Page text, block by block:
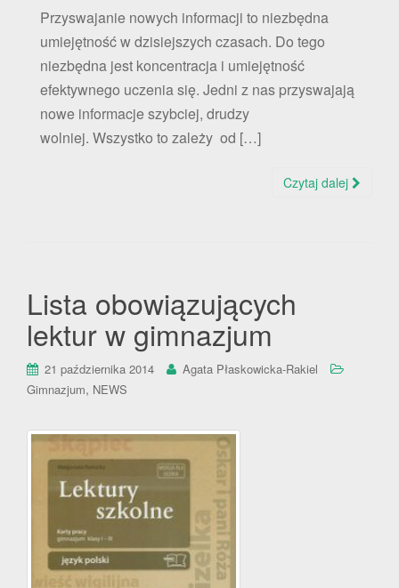
Przyswajanie nowych informacji to niezbędna
umiejętność w dzisiejszych czasach. Do tego
niezbędna jest koncentracja i umiejętność
efektywnego uczenia się. Jedni z nas przyswajają
nowe informacje szybciej, drudzy
wolniej. Wszystko to zależy od […]
Czytaj dalej
Lista obowiązujących
lektur w gimnazjum
21 października 2014
Agata Płaskowicka-Rakiel
Gimnazjum, NEWS